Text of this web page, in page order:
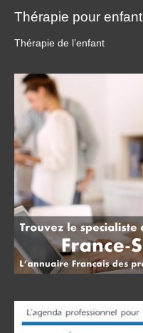
Thérapie pour enfant
Thérapie de l’enfant